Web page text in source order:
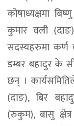
कोषाध्यक्षमा
कुमार वली
सदस्यहरुमा कर्ण
डम्बर बहादुर के
छन् ।
(दाङ), बिर
(रुकुम), बासु